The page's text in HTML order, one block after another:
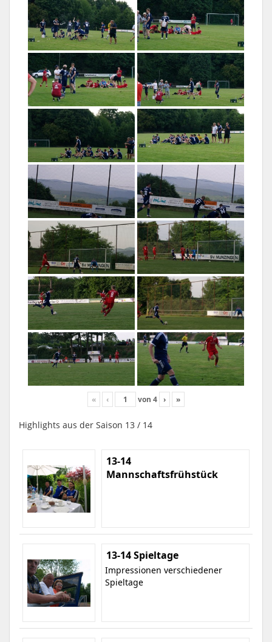
« ‹ von 4 › »
Highlights aus der Saison 13 / 14
13-14
Mannschaftsfrühstück
13-14 Spieltage
Impressionen verschiedener
Spieltage